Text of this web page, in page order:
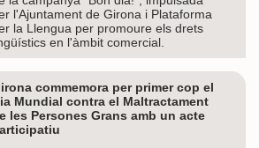
l'Ajuntament de Girona i Plataforma
la Llengua per promoure els drets
en l'àmbit comercial.
commemora per primer cop el
Mundial contra el Maltractament
les Persones Grans amb un acte